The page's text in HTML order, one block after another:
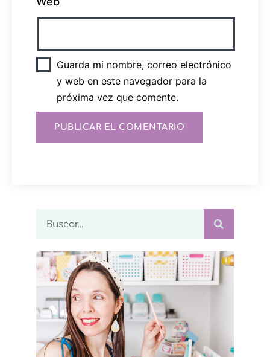
Guarda mi nombre, correo electrónico
y web en este navegador para la
próxima vez que comente.